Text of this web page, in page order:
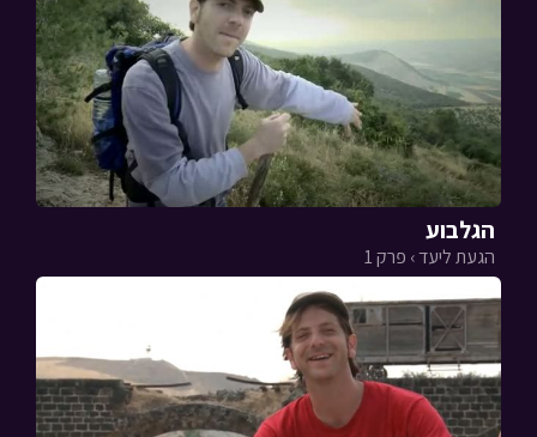
הגלבוע
הגעת ליעד › פרק 1